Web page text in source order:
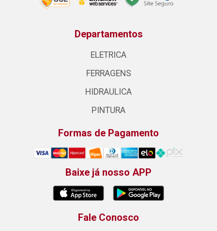
Departamentos
ELETRICA
FERRAGENS
HIDRAULICA
PINTURA
Formas de Pagamento
Baixe já nosso APP
Fale Conosco